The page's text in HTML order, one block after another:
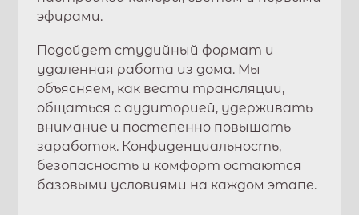
эфирами.
Подойдет студийный формат и
удаленная работа из дома. Мы
объясняем, как вести трансляции,
общаться с аудиторией, удерживать
внимание и постепенно повышать
заработок. Конфиденциальность,
безопасность и комфорт остаются
базовыми условиями на каждом этапе.